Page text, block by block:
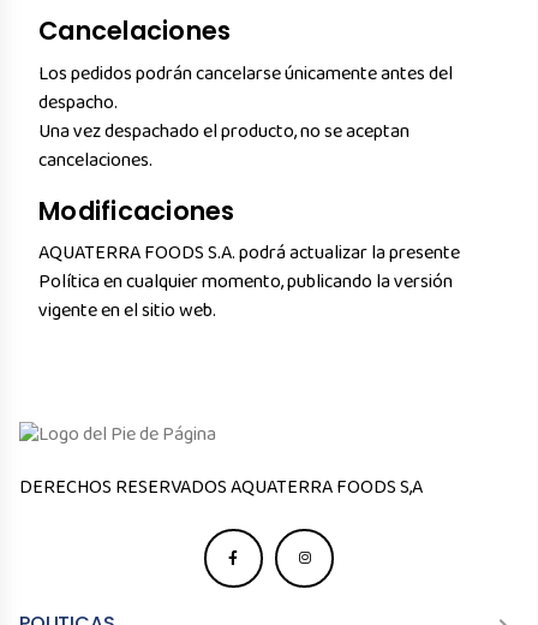
Cancelaciones
Los pedidos podrán cancelarse únicamente antes del
despacho.
Una vez despachado el producto, no se aceptan
cancelaciones.
Modificaciones
AQUATERRA FOODS S.A. podrá actualizar la presente
Política en cualquier momento, publicando la versión
vigente en el sitio web.
ㅤㅤㅤㅤDERECHOS RESERVADOS AQUATERRA FOODS S,A